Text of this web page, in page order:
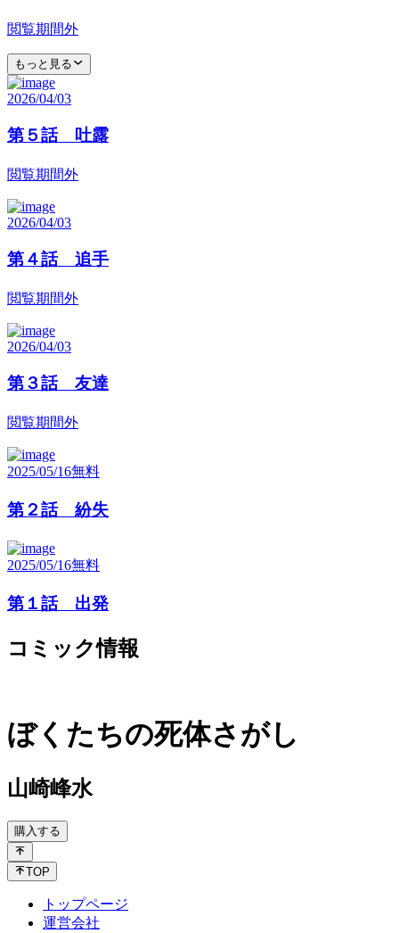
閲覧期間外
もっと見る
2026/04/03
第５話 吐露
閲覧期間外
2026/04/03
第４話 追手
閲覧期間外
2026/04/03
第３話 友達
閲覧期間外
2025/05/16無料
第２話 紛失
2025/05/16無料
第１話 出発
コミック情報
ぼくたちの死体さがし
山崎峰水
購入する
TOP
トップページ
運営会社